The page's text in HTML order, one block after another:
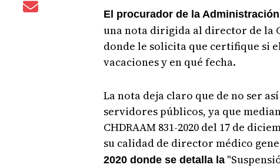
El procurador de la
una nota dirigida al director de la
donde le solicita que certifique si
vacaciones y en qué fecha.
La nota deja claro que de no ser
servidores públicos, ya que
CHDRAAM 831-2020 del 17 de
su calidad de director médico
2020 donde se detalla la